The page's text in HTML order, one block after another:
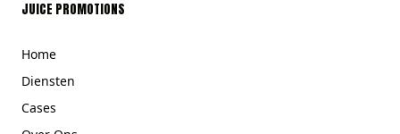
JUICE PROMOTIONS
Home
Diensten
Cases